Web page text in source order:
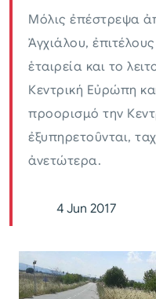
Μόλις ἐπέστρεψα
Ἀγχιάλου,
ἑταιρεία και το
Κεντρική Εὐρώπη
προορισμό την
ἐξυπηρετοῦνται,
ἀνετώτερα.
4 Jun 2017